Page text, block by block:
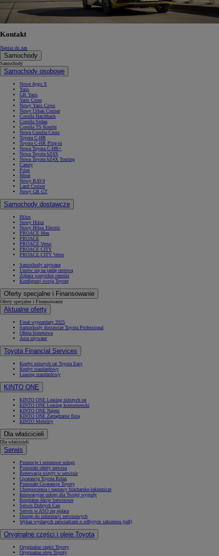
Kontakt
Napisz do nas
Samochody
Samochody
Samochody osobowe
Nowe Aygo X
Yaris
GR Yaris
Yaris Cross
Nowy Yaris Cross
Nowy Urban Cruiser
Corolla Hatchback
Corolla Sedan
Corolla TS Kombi
Nowa Corolla Cross
Toyota C-HR
Toyota C-HR Plug-in
Nowa Toyota C-HR+
Nowa Toyota bZ4X
Nowa Toyota bZ4X Touring
Camry
Prius
Mirai
Nowy RAV4
Land Cruiser
Nowy GR GT
Samochody dostawcze
Hilux
Nowy Hilux
Nowy Hilux Electric
PROACE Max
PROACE
PROACE Verso
PROACE CITY
PROACE CITY Verso
Samochody używane
Umów się na jazdę testową
Zobacz wszystkie cenniki
Konfiguruj swoją Toyotę
Oferty specjalne i Finansowanie
Oferty specjalne i Finansowanie
Aktualne oferty
Finał wyprzedaży 2025
Samochody dostawcze Toyota Professional
Oferta biznesowa
Auta używane
Toyota Financial Services
Kredyt niższych rat Toyota Easy
Kredyt standardowy
Leasing standardowy
KINTO ONE
KINTO ONE Leasing niższych rat
KINTO ONE Leasing konsumencki
KINTO ONE Najem
KINTO ONE Zarządzanie flotą
KINTO Mobility
Dla właścicieli
Dla właścicieli
Serwis
Promocje i sezonowe usługi
Pozostałe oferty serwisu
Rezerwacja wizyty w serwisie
Gwarancja Toyota Relax
Pozostałe Gwarancje Toyoty
Ubezpieczenia i naprawy blacharsko-lakiernicze
Innowacyjne usługi dla Twojej wygody
Bezpłatne Akcje Serwisowe
Serwis Dobrych Cen
Serwis w ASO się opłaca
Dostęp do informacji serwisowych
Wykaz wydanych zaświadczeń o odbytym szkoleniu (pdf)
Oryginalne części i oleje Toyota
Oryginalne części Toyoty
Oryginalne oleje Toyoty